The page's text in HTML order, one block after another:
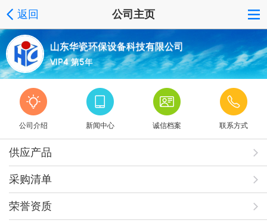
返回 公司主页
山东华瓷环保设备科技有限公司
VIP4 第5年
公司介绍 新闻中心 诚信档案 联系方式
供应产品
采购清单
荣誉资质